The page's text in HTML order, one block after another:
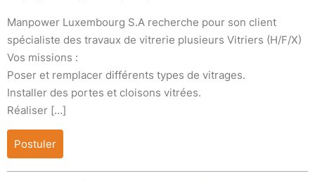
Manpower Luxembourg S.A recherche pour son client
spécialiste des travaux de vitrerie plusieurs Vitriers (H/F/X)
Vos missions :
Poser et remplacer différents types de vitrages.
Installer des portes et cloisons vitrées.
Réaliser […]
Postuler